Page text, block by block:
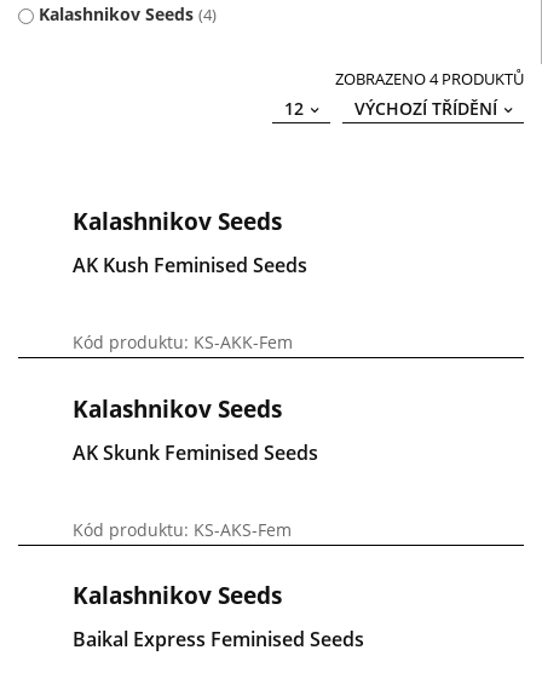
Kalashnikov Seeds 4
ZOBRAZENO 4 PRODUKTŮ
VÝCHOZÍ TŘÍDĚNÍ
12
Kalashnikov Seeds
AK Kush Feminised Seeds
Kód produktu: KS-AKK-Fem
Kalashnikov Seeds
AK Skunk Feminised Seeds
Kód produktu: KS-AKS-Fem
Kalashnikov Seeds
Baikal Express Feminised Seeds